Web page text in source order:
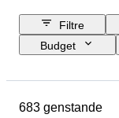
Filtre
Budget
Materiale
683 genstande